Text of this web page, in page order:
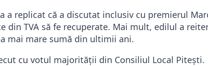
a replicat că a discutat inclusiv cu premierul
din TVA să fe recuperate. Mai mult, edilul a
mai mare sumă din ultimii ani.
cu votul majorității din Consiliul Local Pitești.